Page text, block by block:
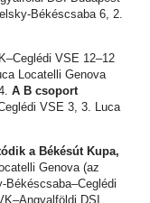
Békéscsaba 6, 2.
VSE 12–12
Locatelli Genova
A B csoport
VSE 3, 3. Luca
a Békésút Kupa,
Genova (az
Békéscsaba–Ceglédi
DSI